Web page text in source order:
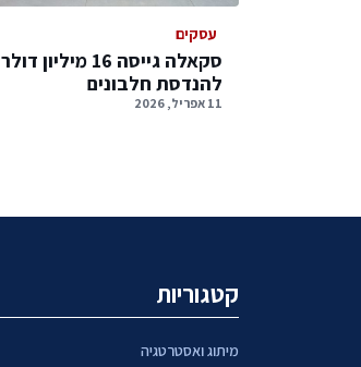
עסקים
סקאלה גייסה 16 מיליון דולר
להנדסת חלבונים
11 אפריל, 2026
קטגוריות
מיתוג ואסטרטגיה